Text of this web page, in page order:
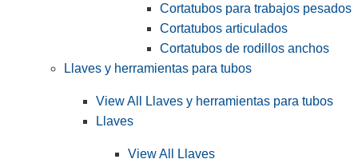
Cortatubos para trabajos pesados
Cortatubos articulados
Cortatubos de rodillos anchos
Llaves y herramientas para tubos
View All Llaves y herramientas para tubos
Llaves
View All Llaves